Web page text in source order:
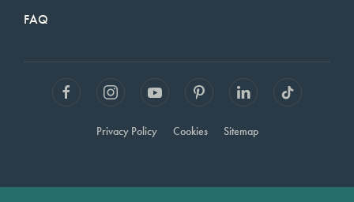
FAQ
Privacy Policy Cookies Sitemap